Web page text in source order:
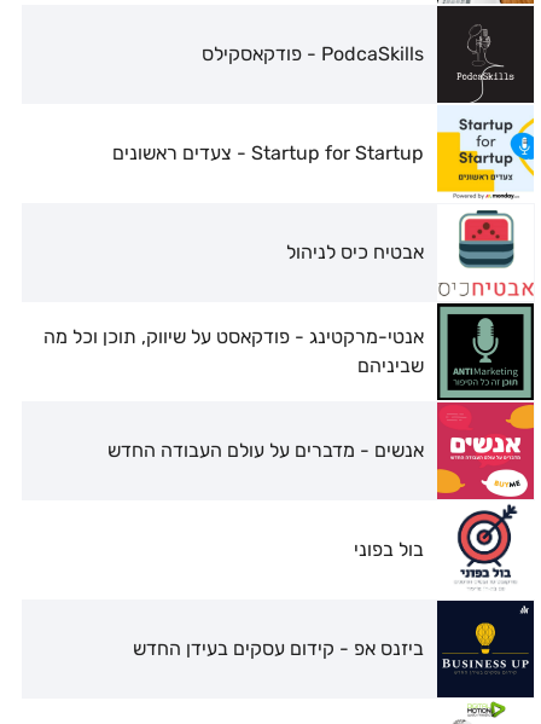
PodcaSkills - פודקאסקילס
Startup for Startup - צעדים ראשונים
אבטיח כיס לניהול
אנטי-מרקטינג - פודקאסט על שיווק, תוכן וכל מה
שביניהם
אנשים - מדברים על עולם העבודה החדש
בול בפוני
ביזנס אפ - קידום עסקים בעידן החדש